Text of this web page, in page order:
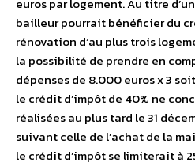
euros par logement. Au titre
bailleur pourrait bénéficier du
rénovation d’au plus trois
la possibilité de prendre en
dépenses de 8.000 euros x 3
le crédit d’impôt de 40% ne
réalisées au plus tard le 31
suivant celle de l’achat de la
le crédit d’impôt se limiterait à